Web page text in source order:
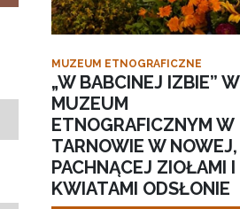
MUZEUM ETNOGRAFICZNE
„W BABCINEJ IZBIE” W
MUZEUM
ETNOGRAFICZNYM W
TARNOWIE W NOWEJ,
PACHNĄCEJ ZIOŁAMI I
KWIATAMI ODSŁONIE